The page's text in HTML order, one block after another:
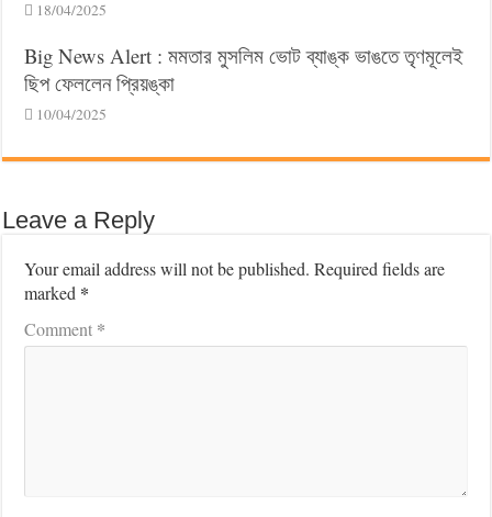
18/04/2025
Big News Alert : মমতার মুসলিম ভোট ব্যাঙ্ক ভাঙতে তৃণমূলেই
ছিপ ফেললেন প্রিয়ঙ্কা
10/04/2025
Leave a Reply
Your email address will not be published. Required fields are
marked *
Comment *